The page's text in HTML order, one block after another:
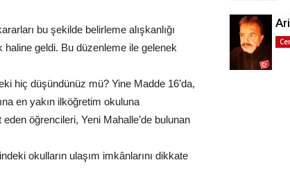
bu şekilde belirleme alışkanlığı
haline geldi. Bu düzenleme ile gelenek
hiç düşündünüz mü? Yine Madde 16’da,
en yakın ilköğretim okuluna
öğrencileri, Yeni Mahalle’de bulunan
okulların ulaşım imkânlarını dikkate